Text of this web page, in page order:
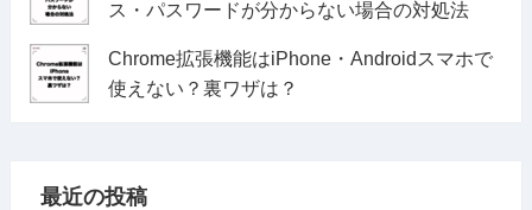
ス・パスワードが分からない場合の対処法
Chrome拡張機能はiPhone・Androidスマホで
使えない？裏ワザは？
最近の投稿